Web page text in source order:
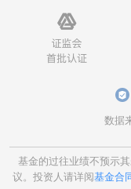
接。
数据
基金的过往业绩不预示
议。投资人请详阅基金合